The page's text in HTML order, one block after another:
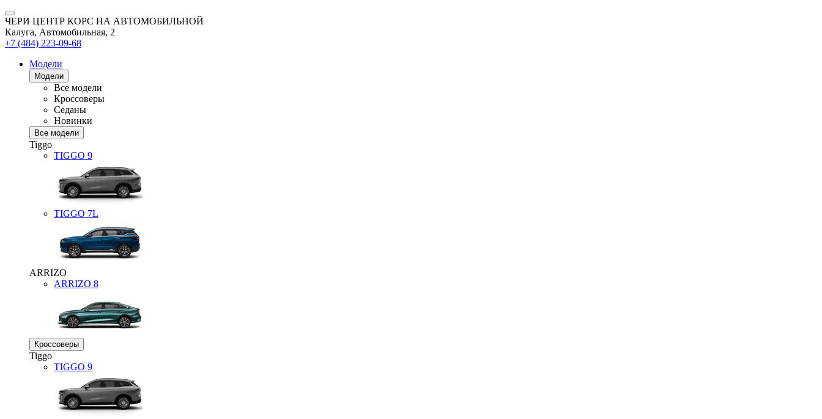
ЧЕРИ ЦЕНТР КОРС НА АВТОМОБИЛЬНОЙ
Калуга, Автомобильная, 2
+7 (484) 223-09-68
Модели
Модели
Все модели
Кроссоверы
Седаны
Новинки
Все модели
Tiggo
TIGGO 9
TIGGO 7L
ARRIZO
ARRIZO 8
Кроссоверы
Tiggo
TIGGO 9